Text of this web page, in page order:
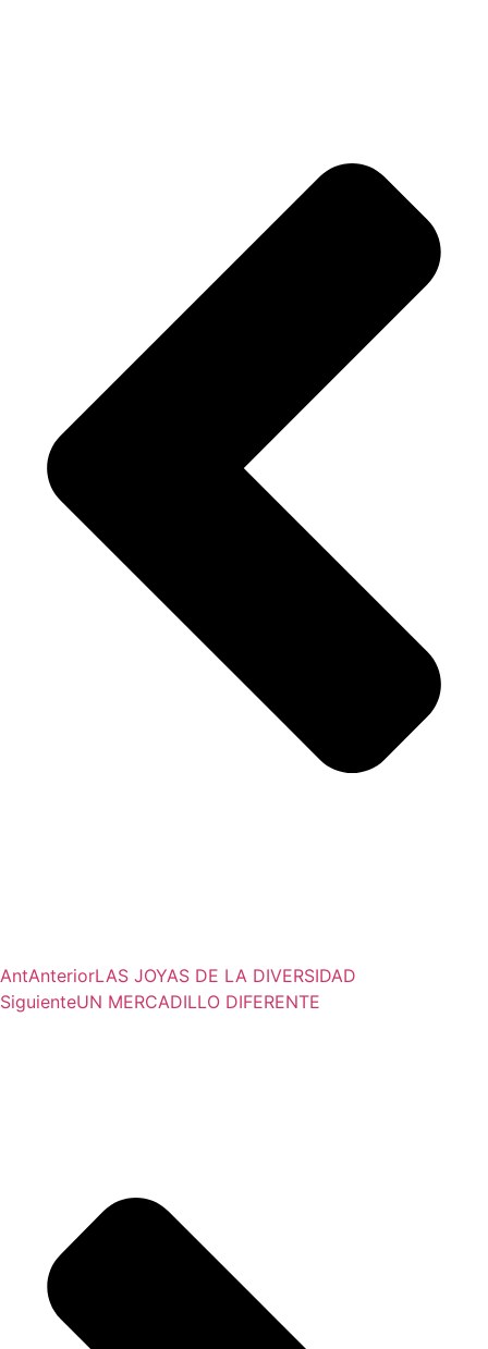
AntAnteriorLAS JOYAS DE LA DIVERSIDAD
SiguienteUN MERCADILLO DIFERENTE